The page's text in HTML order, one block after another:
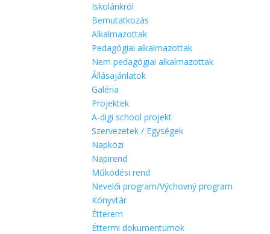
Iskolánkról
Bemutatkozás
Alkalmazottak
Pedagógiai alkalmazottak
Nem pedagógiai alkalmazottak
Állásajánlatok
Galéria
Projektek
A-digi school projekt
Szervezetek / Egységek
Napközi
Napirend
Működési rend
Nevelői program/Výchovný program
Könyvtár
Étterem
Éttermi dokumentumok